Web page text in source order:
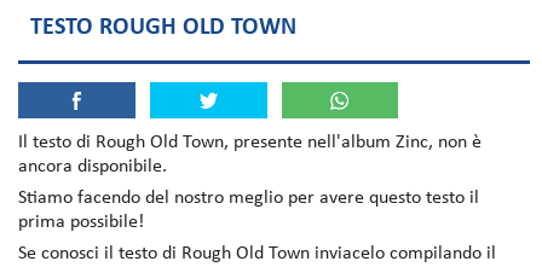
TESTO ROUGH OLD TOWN
Il testo di Rough Old Town, presente nell'album Zinc, non è
ancora disponibile.
Stiamo facendo del nostro meglio per avere questo testo il
prima possibile!
Se conosci il testo di Rough Old Town inviacelo compilando il